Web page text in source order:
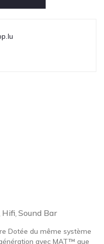
Hifi Sound Bar
Dotée du même système
avec MAT™ que